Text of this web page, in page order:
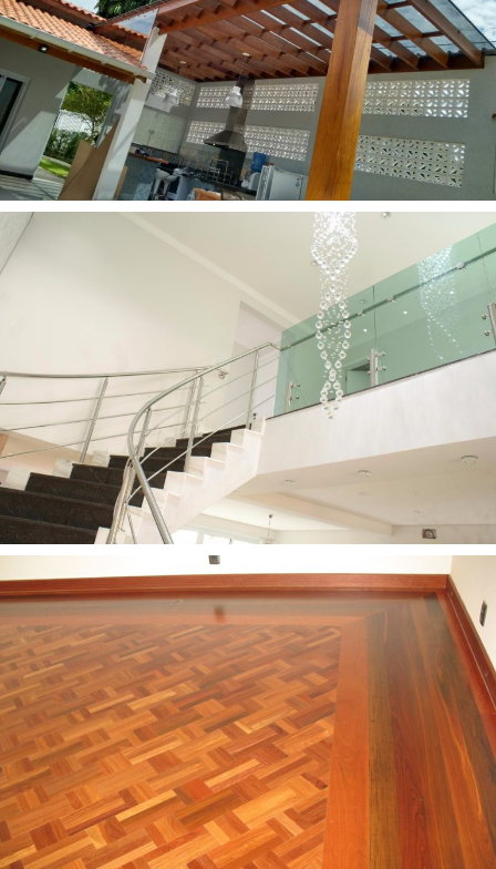
Vidraçaria e Inox
Vidraçaria e Inox